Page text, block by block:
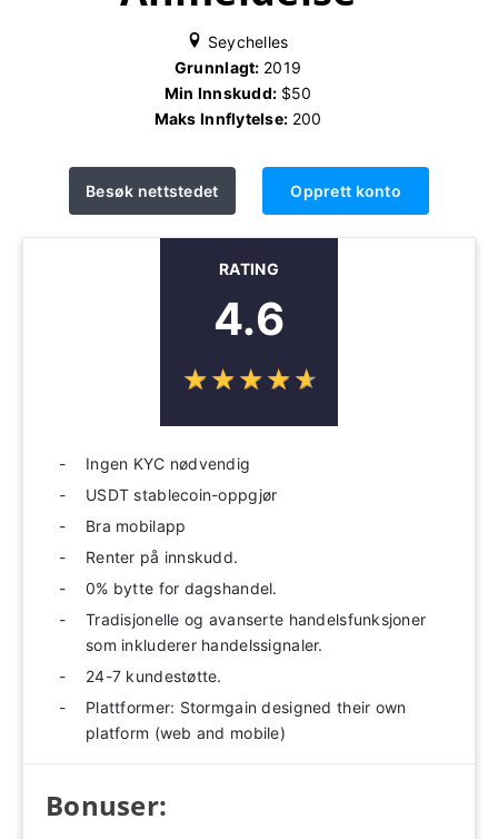
Seychelles
Grunnlagt: 2019
Min Innskudd: $50
Maks Innflytelse: 200
Besøk nettstedet Opprett konto
RATING
4.6
☆☆☆☆☆
★★★★★
Ingen KYC nødvendig
USDT stablecoin-oppgjør
Bra mobilapp
Renter på innskudd.
0% bytte for dagshandel.
Tradisjonelle og avanserte handelsfunksjoner
som inkluderer handelssignaler.
24-7 kundestøtte.
Plattformer: Stormgain designed their own
platform (web and mobile)
Bonuser: